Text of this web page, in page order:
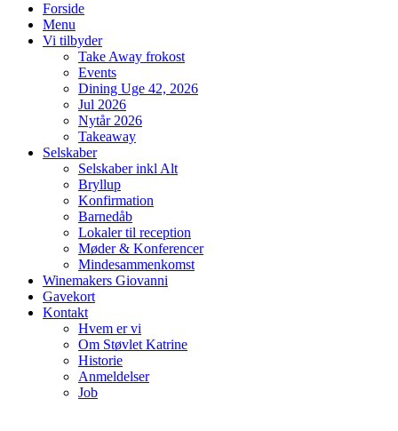
Forside
Menu
Vi tilbyder
Take Away frokost
Events
Dining Uge 42, 2026
Jul 2026
Nytår 2026
Takeaway
Selskaber
Selskaber inkl Alt
Bryllup
Konfirmation
Barnedåb
Lokaler til reception
Møder & Konferencer
Mindesammenkomst
Winemakers Giovanni
Gavekort
Kontakt
Hvem er vi
Om Støvlet Katrine
Historie
Anmeldelser
Job